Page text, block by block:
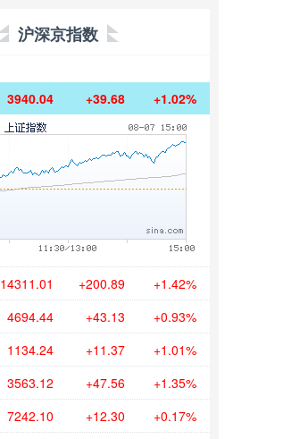
沪深京指数
3940.04 +39.68 +1.02%
14311.01 +200.89 +1.42%
4694.44 +43.13 +0.93%
1134.24 +11.37 +1.01%
3563.12 +47.56 +1.35%
7242.10 +12.30 +0.17%